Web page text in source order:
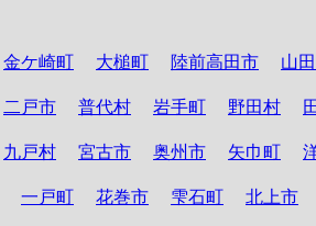
金ケ崎町 大槌町 陸前高田市 山
二戸市 普代村 岩手町 野田村
九戸村 宮古市 奥州市 矢巾町
一戸町 花巻市 雫石町 北上市